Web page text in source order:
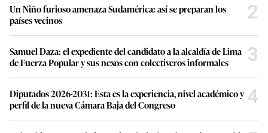
Un Niño furioso amenaza Sudamérica: así se preparan los
países vecinos
2
Samuel Daza: el expediente del candidato a la alcaldía de Lima
de Fuerza Popular y sus nexos con colectiveros informales
3
Diputados 2026-2031: Esta es la experiencia, nivel académico y
perfil de la nueva Cámara Baja del Congreso
4